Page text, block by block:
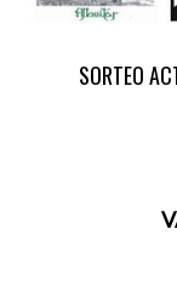
SORTEO